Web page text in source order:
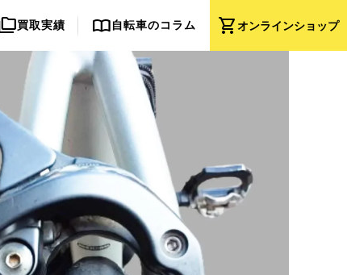
shopping_cartオンラインショップ
買取実績 import_contacts自転車のコラム